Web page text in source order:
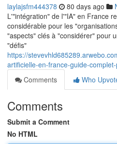
laylajsfm444378 80 days ago
L'"intégration" de l'"IA" en France
considérable pour les
"aspects" clés à "considérer" pour
"défis"
https://
artificielle-en-france-guide-
Comments
Who
Comments
Submit a Comment
No HTML